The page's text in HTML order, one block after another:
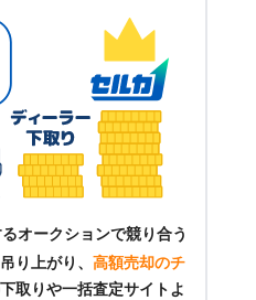
オークションで競り合う
り上がり、 高額売却のチ
取りや一括査定サイトよ